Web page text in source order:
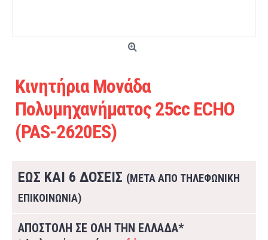
Κινητήρια Μονάδα
Πολυμηχανήματος 25cc ECHO
(PAS-2620ES)
ΕΩΣ ΚΑΙ 6 ΔΟΣΕΙΣ (ΜΕΤΑ ΑΠΟ ΤΗΛΕΦΩΝΙΚΗ
ΕΠΙΚΟΙΝΩΝΙΑ)
ΑΠΟΣΤΟΛΗ ΣΕ ΟΛΗ ΤΗΝ ΕΛΛΑΔΑ*